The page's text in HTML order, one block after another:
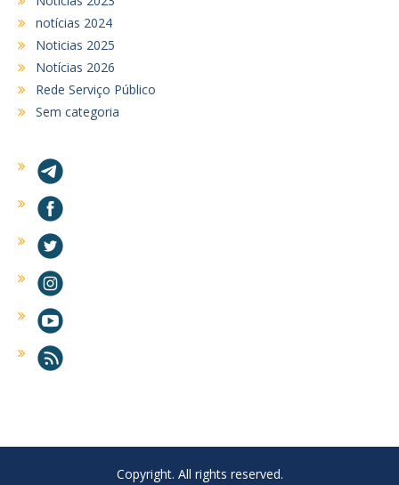
notícias 2024
Noticias 2025
Notícias 2026
Rede Serviço Público
Sem categoria
Copyright. All rights reserved.